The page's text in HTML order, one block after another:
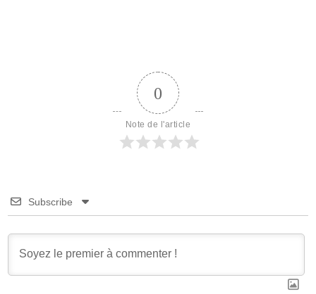
0
Note de l'article
Subscribe